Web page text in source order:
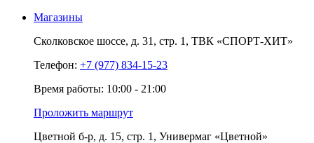
Магазины
Сколковское шоссе, д. 31, стр. 1, ТВК «СПОРТ-ХИТ»
Телефон: +7 (977) 834-15-23
Время работы: 10:00 - 21:00
Проложить маршрут
Цветной б-р, д. 15, стр. 1, Универмаг «Цветной»